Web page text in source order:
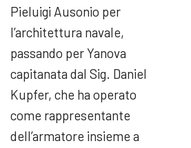
Pieluigi Ausonio per
l’architettura navale,
passando per Yanova
capitanata dal Sig. Daniel
Kupfer, che ha operato
come rappresentante
dell’armatore insieme a